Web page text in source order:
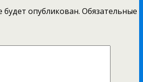
опубликован. Обязательные